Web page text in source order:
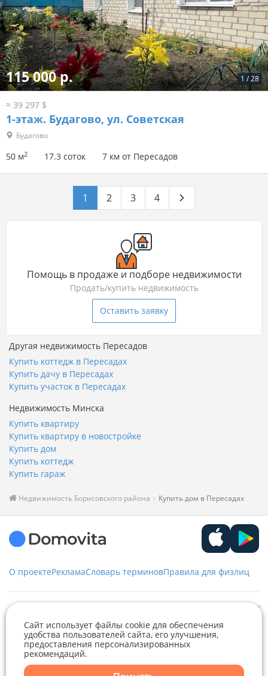
1 /28
115 000 р.
≈ 39 297 $
1-этаж. Будагово, ул. Советская
Будагово
50 м2 17.3 соток 7 км от Пересадов
1 2 3 4
Помощь в продаже и подборе недвижимости
Продать/купить недвижимость
Оставить заявку
Другая недвижимость Пересадов
Купить коттедж в Пересадах
Купить дачу в Пересадах
Купить участок в Пересадах
Недвижимость Минска
Купить квартиру
Купить квартиру в новостройке
Купить дом
Купить коттедж
Купить гараж
Недвижимость Борисовского района Купить дом в Пересадах
О проектеРекламаСловарь терминовПравила для физлиц
Служба заботы
+375 29 376-13-70
+375 33 376-13-70
editor@domovita.by
Рекламное сотрудничество
+375 29 563-15-61 Кристина Филюта
Сайт использует файлы cookie для обеспечения
удобства пользователей сайта, его улучшения,
предоставления персонализированных
рекомендаций.